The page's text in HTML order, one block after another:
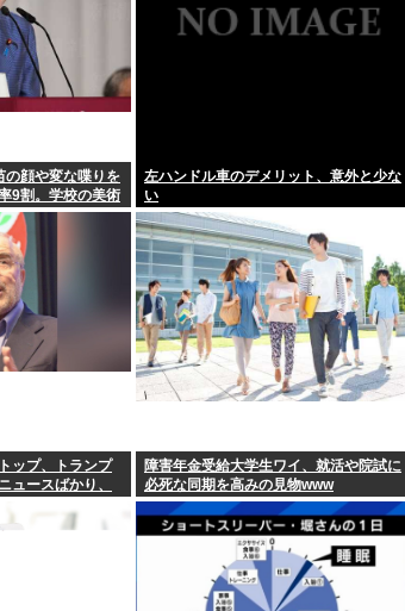
の顔や変な喋りを
9割。学校の美術
て！
左ハンドル車のデメリット、意外と少な
い
ップ、トランプ
ュースばかり、
障害年金受給大学生ワイ、就活や院試に
必死な同期を高みの見物www